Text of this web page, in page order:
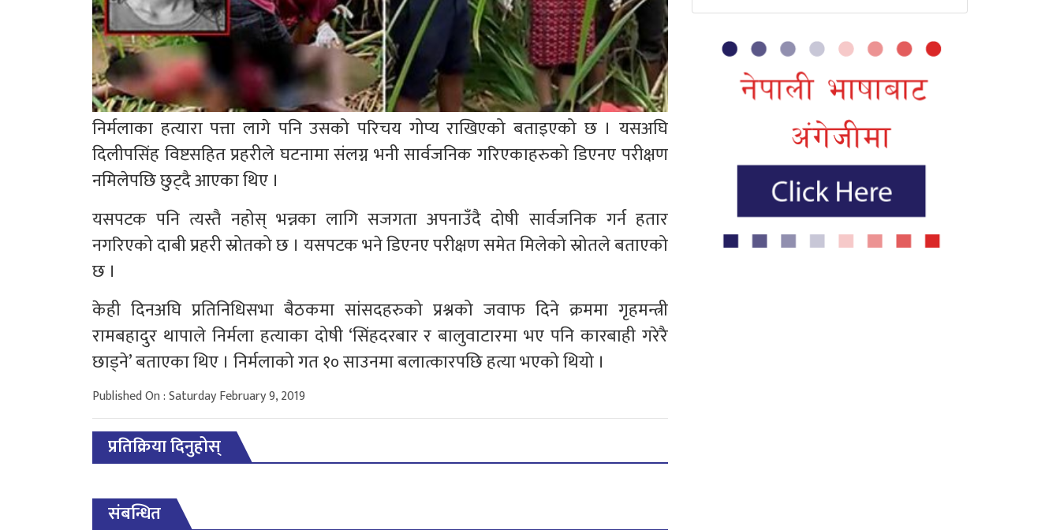
निर्मलाका हत्यारा पत्ता लागे पनि उसको परिचय गोप्य राखिएको बताइएको छ । यसअघि
दिलीपसिंह विष्टसहित प्रहरीले घटनामा संलग्न भनी सार्वजनिक गरिएकाहरुको डिएनए परीक्षण
नमिलेपछि छुट्दै आएका थिए ।
यसपटक पनि त्यस्तै नहोस् भन्नका लागि सजगता अपनाउँदै दोषी सार्वजनिक गर्न हतार
नगरिएको दाबी प्रहरी स्रोतको छ । यसपटक भने डिएनए परीक्षण समेत मिलेको स्रोतले बताएको
छ ।
केही दिनअघि प्रतिनिधिसभा बैठकमा सांसदहरुको प्रश्नको जवाफ दिने क्रममा गृहमन्त्री
रामबहादुर थापाले निर्मला हत्याका दोषी ‘सिंहदरबार र बालुवाटारमा भए पनि कारबाही गरेरै
छाड्ने’ बताएका थिए । निर्मलाको गत १० साउनमा बलात्कारपछि हत्या भएको थियो ।
Published On : Saturday February 9, 2019
प्रतिक्रिया दिनुहोस्
संबन्धित